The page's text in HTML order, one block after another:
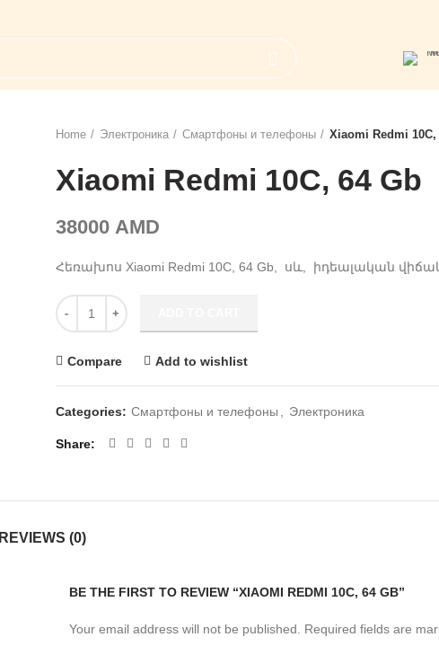
Home
Электроника Смартфоны и телефоны Xiaomi Redmi 10C,
Xiaomi Redmi 10C, 64 Gb
38000 AMD
Հեռախոս Xiaomi Redmi 10C, 64 Gb, սև, իդեալական
Xiaomi Redmi 10C, 64 Gb quantity
Compare Add to wishlist
Categories: Смартфоны и телефоны Электроника
Share
REVIEWS (0)
BE THE FIRST TO REVIEW “XIAOMI REDMI 10C, 64 GB”
Your email address will not be published. Required fields are